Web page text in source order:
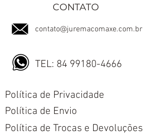
CONTATO
contato@juremacomaxe.com.br
TEL: 84 99180-4666
Política de Privacidade
Política de Envio
Política de Trocas e Devoluções